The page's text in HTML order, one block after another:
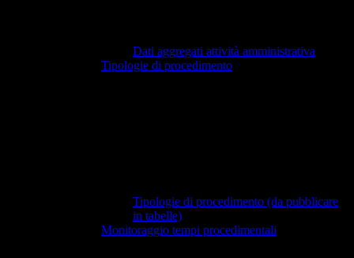
Dati aggregati attività amministrativa
Tipologie di procedimento
Tipologie di procedimento (da pubblicare
in tabelle)
Monitoraggio tempi procedimentali